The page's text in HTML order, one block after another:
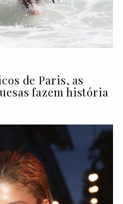
de Paris, as
fazem história